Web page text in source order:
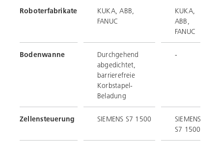
Roboterfabrikate
KUKA, ABB,
FANUC
KUKA,
ABB,
FANUC
Bodenwanne
Durchgehend
abgedichtet,
barrierefreie
Korbstapel-
Beladung
-
Zellensteuerung SIEMENS S7 1500
SIEMENS
S7 1500F